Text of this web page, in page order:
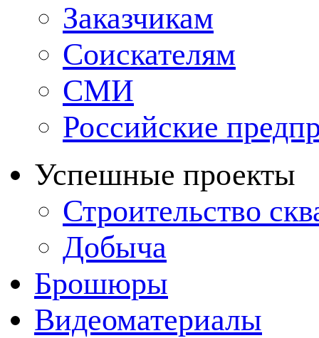
Заказчикам
Соискателям
СМИ
Российские
Успешные проекты
Строительство
Добыча
Брошюры
Видеоматериалы